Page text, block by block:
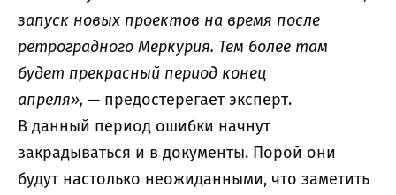
запуск новых проектов на время после
ретроградного Меркурия. Тем более там
будет прекрасный период конец
апреля», — предостерегает эксперт.
В данный период ошибки начнут
закрадываться и в документы. Порой они
будут настолько неожиданными, что заметить